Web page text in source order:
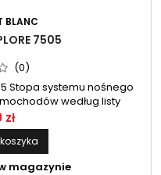
BLANC
7505
(0)
Stopa systemu nośnego
według listy
najłatwiejszy sposób
.
magazynie